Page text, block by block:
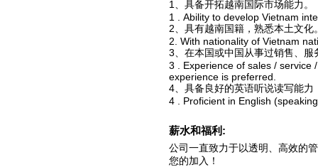
1、具备开拓越南国际市场能力。
1 . Ability to develop Vietnam
2、具有越南国籍，熟悉本土文化
2. With nationality of Vietnam
3、在本国或中国从事过销售、
3 . Experience of sales / service
experience is preferred.
4、具备良好的英语听说读写能力
4 . Proficient in English
薪水和福利:
公司一直致力于以透明、高效的
您的加入！